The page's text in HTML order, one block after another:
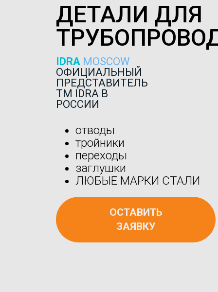
ДЕТАЛИ ДЛЯ
IDRA MOSCOW
ОФИЦИАЛЬНЫЙ
ПРЕДСТАВИТЕЛЬ
ТМ IDRA В
РОССИИ
отводы
тройники
переходы
заглушки
ЛЮБЫЕ МАРКИ СТАЛИ
ОСТАВИТЬ
ЗАЯВКУ